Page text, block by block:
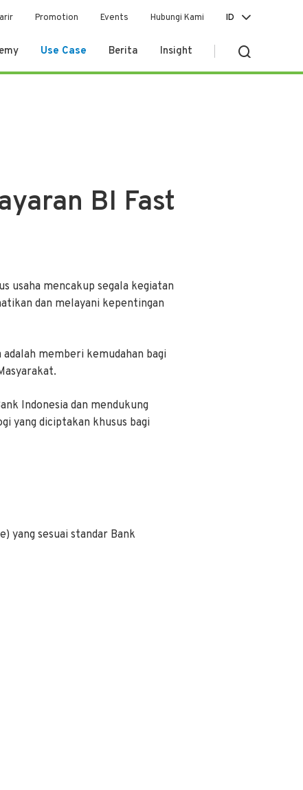
Promotion Events Hubungi Kami ID
Use Case Berita Insight
BI Fast
usaha mencakup segala kegiatan
dan melayani kepentingan
memberi kemudahan bagi
Indonesia dan mendukung
yang diciptakan khusus bagi
yang sesuai standar Bank